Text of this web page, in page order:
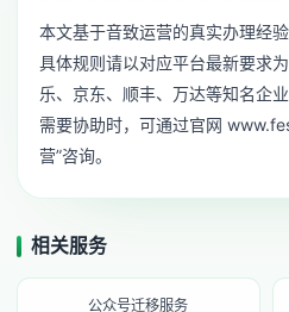
本文基于音致运营的真实办理经
具体规则请以对应平台最新要求
乐、京东、顺丰、万达等知名企
需要协助时，可通过官网
营”咨询。
相关服务
公众号迁移服务